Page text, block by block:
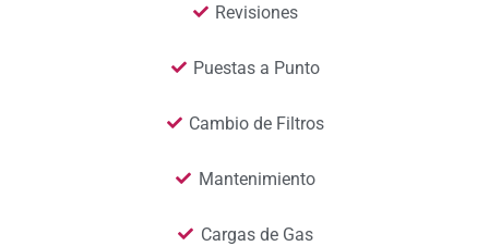
Revisiones
Puestas a Punto
Cambio de Filtros
Mantenimiento
Cargas de Gas